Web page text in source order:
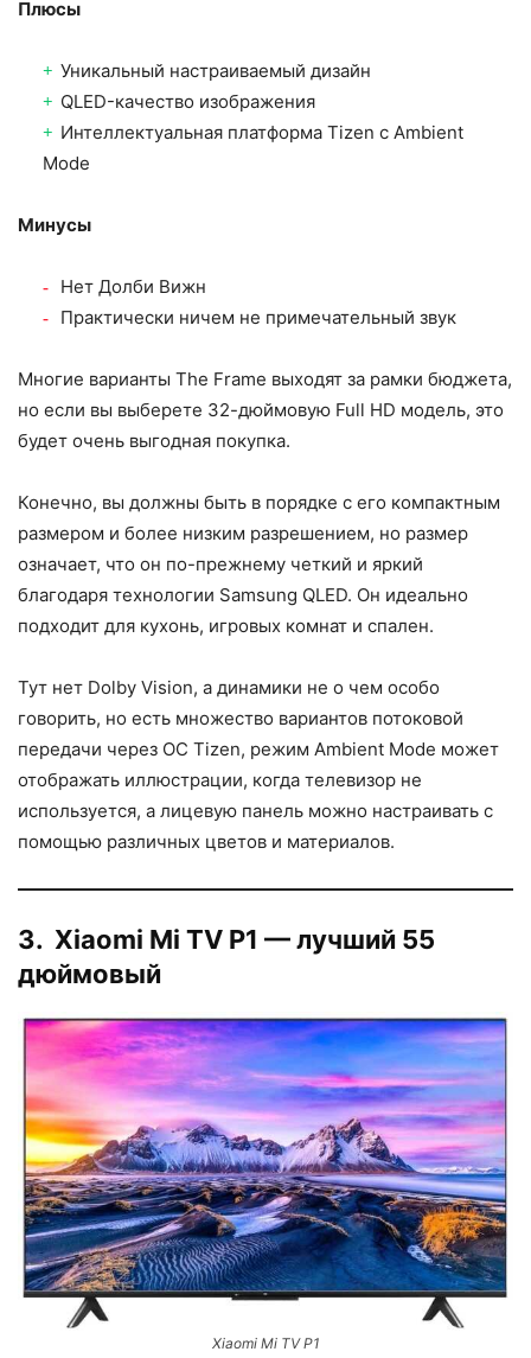
Плюсы
Уникальный настраиваемый дизайн
QLED-качество изображения
Интеллектуальная платформа Tizen с Ambient
Mode
Минусы
Нет Долби Вижн
Практически ничем не примечательный звук
Многие варианты The Frame выходят за рамки бюджета,
но если вы выберете 32-дюймовую Full HD модель, это
будет очень выгодная покупка.
Конечно, вы должны быть в порядке с его компактным
размером и более низким разрешением, но размер
означает, что он по-прежнему четкий и яркий
благодаря технологии Samsung QLED. Он идеально
подходит для кухонь, игровых комнат и спален.
Тут нет Dolby Vision, а динамики не о чем особо
говорить, но есть множество вариантов потоковой
передачи через ОС Tizen, режим Ambient Mode может
отображать иллюстрации, когда телевизор не
используется, а лицевую панель можно настраивать с
помощью различных цветов и материалов.
3. Xiaomi Mi TV P1 — лучший 55
дюймовый
Xiaomi Mi TV P1